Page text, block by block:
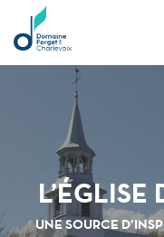
L’ÉGLISE
UNE SOURCE